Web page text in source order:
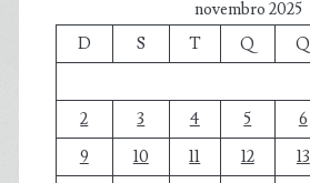
novembro 2025
D
S T Q Q
2
3 4 5 6
9
10 11 12 13